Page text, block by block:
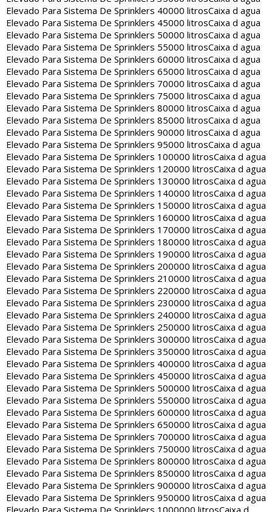
Elevado Para Sistema De Sprinklers 40000 litrosCaixa d agua
Elevado Para Sistema De Sprinklers 45000 litrosCaixa d agua
Elevado Para Sistema De Sprinklers 50000 litrosCaixa d agua
Elevado Para Sistema De Sprinklers 55000 litrosCaixa d agua
Elevado Para Sistema De Sprinklers 60000 litrosCaixa d agua
Elevado Para Sistema De Sprinklers 65000 litrosCaixa d agua
Elevado Para Sistema De Sprinklers 70000 litrosCaixa d agua
Elevado Para Sistema De Sprinklers 75000 litrosCaixa d agua
Elevado Para Sistema De Sprinklers 80000 litrosCaixa d agua
Elevado Para Sistema De Sprinklers 85000 litrosCaixa d agua
Elevado Para Sistema De Sprinklers 90000 litrosCaixa d agua
Elevado Para Sistema De Sprinklers 95000 litrosCaixa d agua
Elevado Para Sistema De Sprinklers 100000 litrosCaixa d agua
Elevado Para Sistema De Sprinklers 120000 litrosCaixa d agua
Elevado Para Sistema De Sprinklers 130000 litrosCaixa d agua
Elevado Para Sistema De Sprinklers 140000 litrosCaixa d agua
Elevado Para Sistema De Sprinklers 150000 litrosCaixa d agua
Elevado Para Sistema De Sprinklers 160000 litrosCaixa d agua
Elevado Para Sistema De Sprinklers 170000 litrosCaixa d agua
Elevado Para Sistema De Sprinklers 180000 litrosCaixa d agua
Elevado Para Sistema De Sprinklers 190000 litrosCaixa d agua
Elevado Para Sistema De Sprinklers 200000 litrosCaixa d agua
Elevado Para Sistema De Sprinklers 210000 litrosCaixa d agua
Elevado Para Sistema De Sprinklers 220000 litrosCaixa d agua
Elevado Para Sistema De Sprinklers 230000 litrosCaixa d agua
Elevado Para Sistema De Sprinklers 240000 litrosCaixa d agua
Elevado Para Sistema De Sprinklers 250000 litrosCaixa d agua
Elevado Para Sistema De Sprinklers 300000 litrosCaixa d agua
Elevado Para Sistema De Sprinklers 350000 litrosCaixa d agua
Elevado Para Sistema De Sprinklers 400000 litrosCaixa d agua
Elevado Para Sistema De Sprinklers 450000 litrosCaixa d agua
Elevado Para Sistema De Sprinklers 500000 litrosCaixa d agua
Elevado Para Sistema De Sprinklers 550000 litrosCaixa d agua
Elevado Para Sistema De Sprinklers 600000 litrosCaixa d agua
Elevado Para Sistema De Sprinklers 650000 litrosCaixa d agua
Elevado Para Sistema De Sprinklers 700000 litrosCaixa d agua
Elevado Para Sistema De Sprinklers 750000 litrosCaixa d agua
Elevado Para Sistema De Sprinklers 800000 litrosCaixa d agua
Elevado Para Sistema De Sprinklers 850000 litrosCaixa d agua
Elevado Para Sistema De Sprinklers 900000 litrosCaixa d agua
Elevado Para Sistema De Sprinklers 950000 litrosCaixa d agua